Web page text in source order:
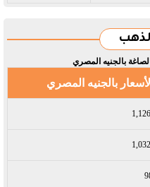
بالجنيه المصري
الأسعار بالجنيه المصري